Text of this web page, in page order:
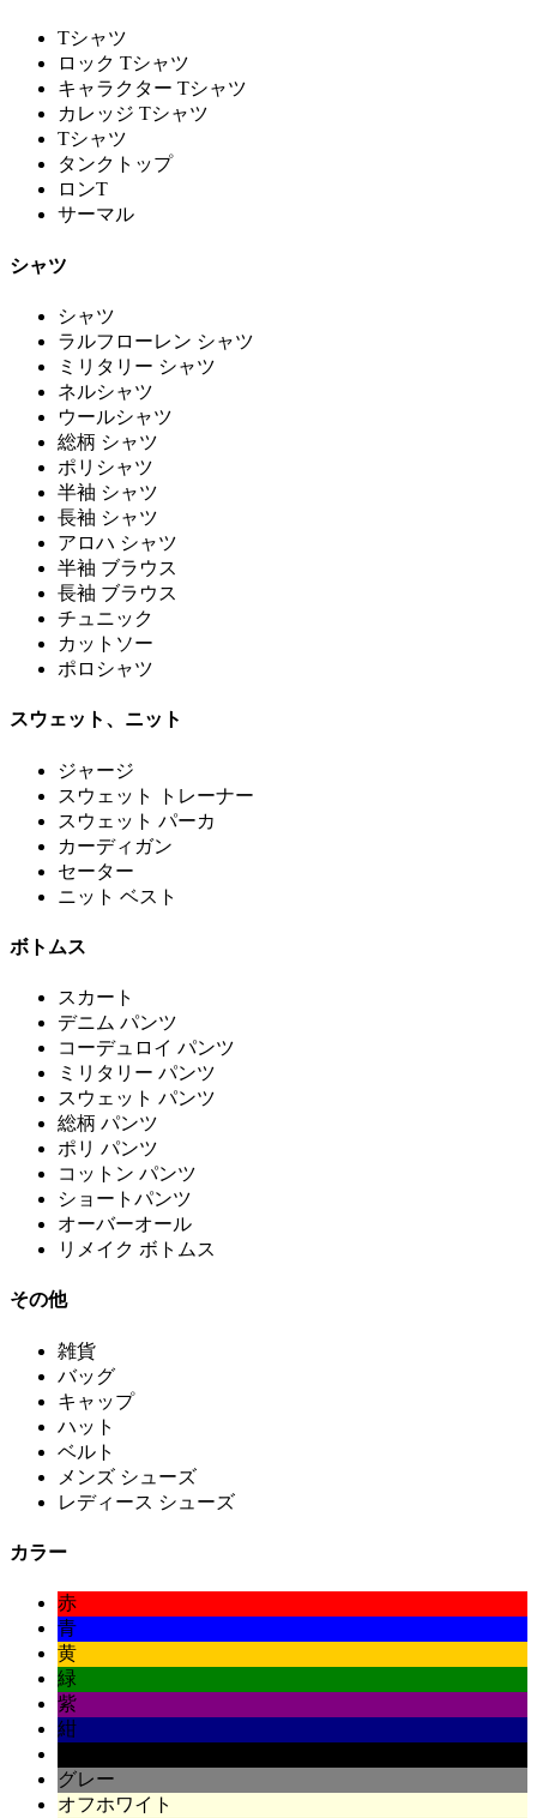
Tシャツ
ロック Tシャツ
キャラクター Tシャツ
カレッジ Tシャツ
Tシャツ
タンクトップ
ロンT
サーマル
シャツ
シャツ
ラルフローレン シャツ
ミリタリー シャツ
ネルシャツ
ウールシャツ
総柄 シャツ
ポリシャツ
半袖 シャツ
長袖 シャツ
アロハ シャツ
半袖 ブラウス
長袖 ブラウス
チュニック
カットソー
ポロシャツ
スウェット、ニット
ジャージ
スウェット トレーナー
スウェット パーカ
カーディガン
セーター
ニット ベスト
ボトムス
スカート
デニム パンツ
コーデュロイ パンツ
ミリタリー パンツ
スウェット パンツ
総柄 パンツ
ポリ パンツ
コットン パンツ
ショートパンツ
オーバーオール
リメイク ボトムス
その他
雑貨
バッグ
キャップ
ハット
ベルト
メンズ シューズ
レディース シューズ
カラー
赤
青
黄
緑
紫
紺
グレー
オフホワイト